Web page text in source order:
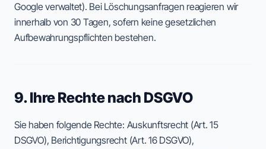
Google verwaltet). Bei Löschungsanfragen reagieren wir
innerhalb von 30 Tagen, sofern keine gesetzlichen
Aufbewahrungspflichten bestehen.
9. Ihre Rechte nach DSGVO
Sie haben folgende Rechte: Auskunftsrecht (Art. 15
DSGVO), Berichtigungsrecht (Art. 16 DSGVO),